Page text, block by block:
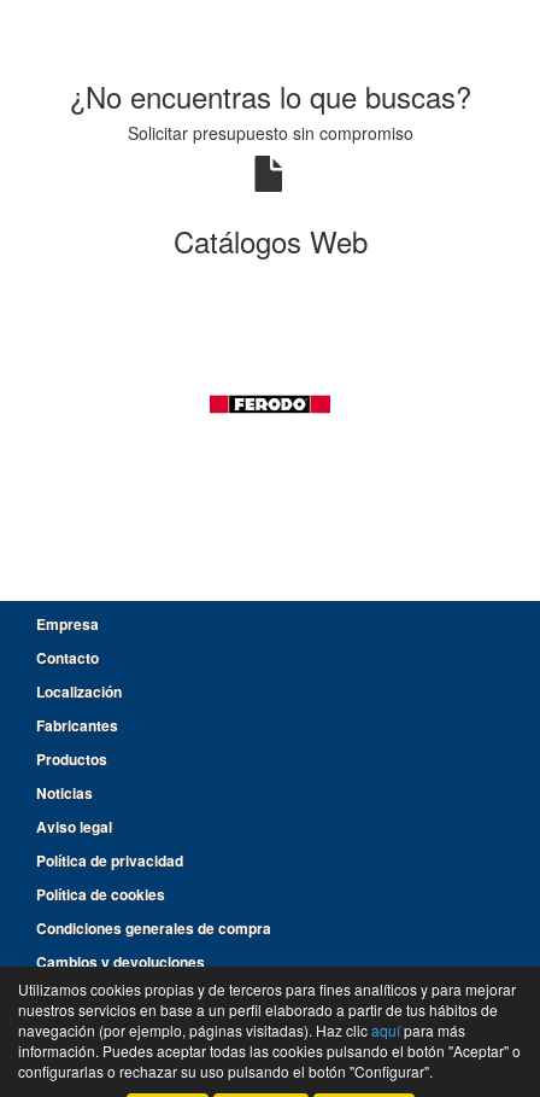
¿No encuentras lo que buscas?
Solicitar presupuesto sin compromiso
Catálogos Web
Empresa
Contacto
Localización
Fabricantes
Productos
Noticias
Aviso legal
Política de privacidad
Política de cookies
Condiciones generales de compra
Cambios y devoluciones
96 287 14 46
©Suministros y Recambios Rimar- 2026 -Tienda online de recambios de Gira
Utilizamos cookies propias y de terceros para fines analíticos y para mejorar
nuestros servicios en base a un perfil elaborado a partir de tus hábitos de
navegación (por ejemplo, páginas visitadas). Haz clicaquípara más
información. Puedes aceptar todas las cookies pulsando el botón "Aceptar" o
configurarlas o rechazar su uso pulsando el botón "Configurar".